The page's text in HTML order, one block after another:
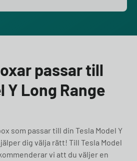
passar till
Y Long Range
som passar till din Tesla Model Y
dig välja rätt! Till Tesla Model
vi att du väljer en